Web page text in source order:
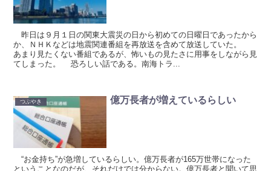
昨日は９月１日の関東大震災の日から初めての日曜日であったから
か、ＮＨＫなどは地震関連番組を再放送を含めて放送していた。
あまり見たくない番組であるが、怖いもの見たさに用事をしながら見
てしまった。 恐ろしい話である。南海トラ...
つぶやき 億万長者が増えているらしい
“お金持ち”が急増しているらしい。億万長者が165万世帯になった
ということなのだが、それだけでは分からない。億万長者と聞いて思